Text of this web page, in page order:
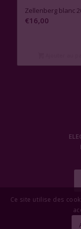
Zellenberg blanc
€16,00
Ce site utilise des